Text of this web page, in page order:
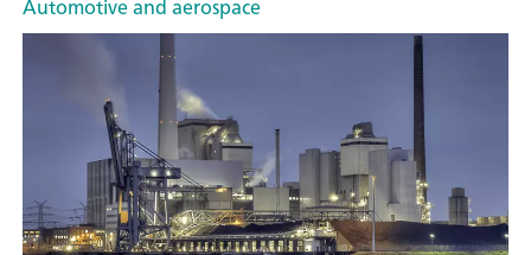
Automotive and aerospace